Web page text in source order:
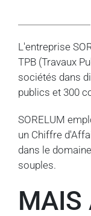
L'entreprise
TPB (Travaux
sociétés dans
publics et 300
SORELUM
un Chiffre
dans le
souples.
MAIS